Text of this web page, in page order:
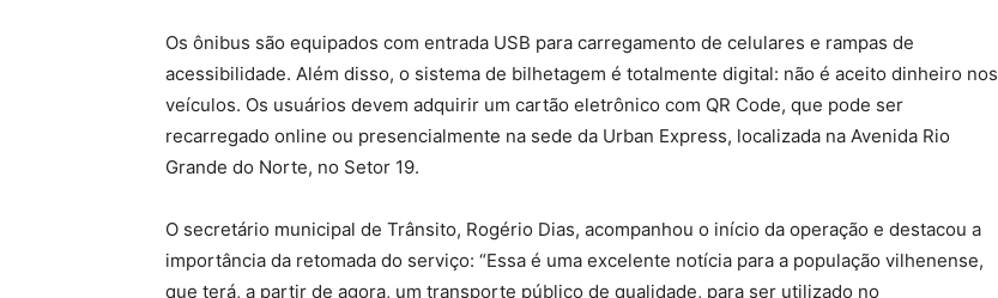
Os ônibus são equipados com entrada USB para carregamento de celulares e rampas de
acessibilidade. Além disso, o sistema de bilhetagem é totalmente digital: não é aceito dinheiro nos
veículos. Os usuários devem adquirir um cartão eletrônico com QR Code, que pode ser
recarregado online ou presencialmente na sede da Urban Express, localizada na Avenida Rio
Grande do Norte, no Setor 19.
O secretário municipal de Trânsito, Rogério Dias, acompanhou o início da operação e destacou a
importância da retomada do serviço: “Essa é uma excelente notícia para a população vilhenense,
que terá, a partir de agora, um transporte público de qualidade, para ser utilizado no